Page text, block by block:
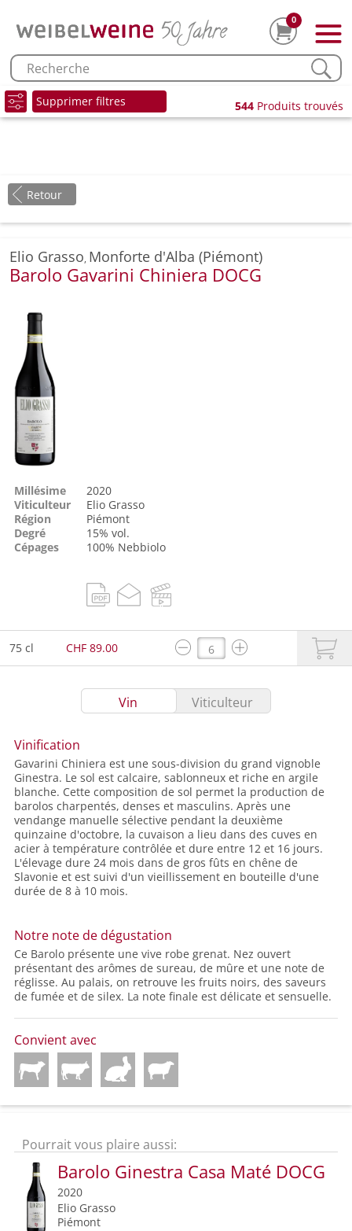
0
Supprimer filtres 544 Produits trouvés
Retour
Elio Grasso, Monforte d'Alba (Piémont)
Barolo Gavarini Chiniera DOCG
Millésime
2020
Viticulteur
Elio Grasso
Région
Piémont
Degré
15% vol.
Cépages
100% Nebbiolo
75 cl CHF 89.00
Vin Viticulteur
Vinification
Gavarini Chiniera est une sous-division du grand vignoble
Ginestra. Le sol est calcaire, sablonneux et riche en argile
blanche. Cette composition de sol permet la production de
barolos charpentés, denses et masculins. Après une
vendange manuelle sélective pendant la deuxième
quinzaine d'octobre, la cuvaison a lieu dans des cuves en
acier à température contrôlée et dure entre 12 et 16 jours.
L'élevage dure 24 mois dans de gros fûts en chêne de
Slavonie et est suivi d'un vieillissement en bouteille d'une
durée de 8 à 10 mois.
Notre note de dégustation
Ce Barolo présente une vive robe grenat. Nez ouvert
présentant des arômes de sureau, de mûre et une note de
réglisse. Au palais, on retrouve les fruits noirs, des saveurs
de fumée et de silex. La note finale est délicate et sensuelle.
Convient avec
Pourrait vous plaire aussi:
Barolo Ginestra Casa Maté DOCG
2020
Elio Grasso
Piémont